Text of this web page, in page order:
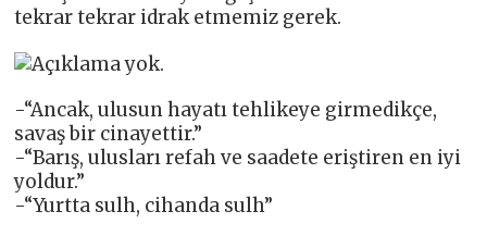
tekrar tekrar idrak etmemiz gerek.
-“Ancak, ulusun hayatı tehlikeye girmedikçe,
savaş bir cinayettir.”
-“Barış, ulusları refah ve saadete eriştiren en iyi
yoldur.”
-“Yurtta sulh, cihanda sulh”